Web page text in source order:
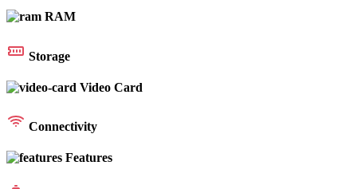
RAM
Storage
Video Card
Connectivity
Features